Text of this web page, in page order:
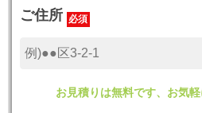
ご住所 必須
お見積りは無料です、お気軽